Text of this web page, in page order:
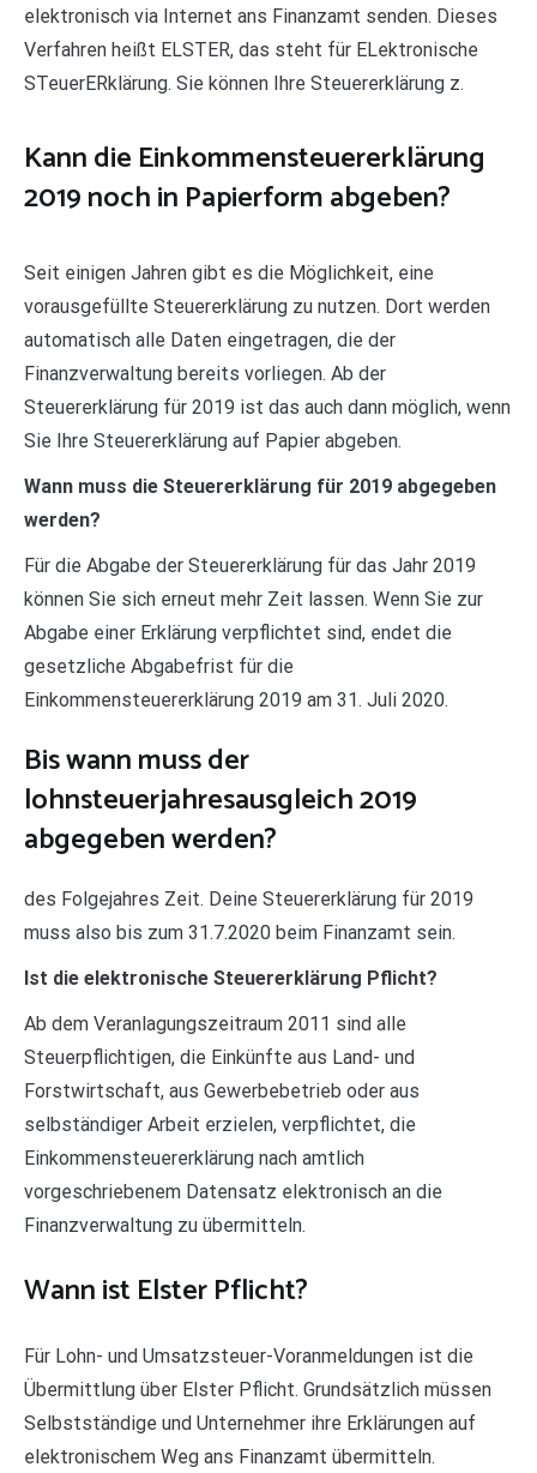
elektronisch via Internet ans Finanzamt senden. Dieses
Verfahren heißt ELSTER, das steht für ELektronische
STeuerERklärung. Sie können Ihre Steuererklärung z.
Kann die Einkommensteuererklärung
2019 noch in Papierform abgeben?
Seit einigen Jahren gibt es die Möglichkeit, eine
vorausgefüllte Steuererklärung zu nutzen. Dort werden
automatisch alle Daten eingetragen, die der
Finanzverwaltung bereits vorliegen. Ab der
Steuererklärung für 2019 ist das auch dann möglich, wenn
Sie Ihre Steuererklärung auf Papier abgeben.
Wann muss die Steuererklärung für 2019 abgegeben
werden?
Für die Abgabe der Steuererklärung für das Jahr 2019
können Sie sich erneut mehr Zeit lassen. Wenn Sie zur
Abgabe einer Erklärung verpflichtet sind, endet die
gesetzliche Abgabefrist für die
Einkommensteuererklärung 2019 am 31. Juli 2020.
Bis wann muss der
lohnsteuerjahresausgleich 2019
abgegeben werden?
des Folgejahres Zeit. Deine Steuererklärung für 2019
muss also bis zum 31.7.2020 beim Finanzamt sein.
Ist die elektronische Steuererklärung Pflicht?
Ab dem Veranlagungszeitraum 2011 sind alle
Steuerpflichtigen, die Einkünfte aus Land- und
Forstwirtschaft, aus Gewerbebetrieb oder aus
selbständiger Arbeit erzielen, verpflichtet, die
Einkommensteuererklärung nach amtlich
vorgeschriebenem Datensatz elektronisch an die
Finanzverwaltung zu übermitteln.
Wann ist Elster Pflicht?
Für Lohn- und Umsatzsteuer-Voranmeldungen ist die
Übermittlung über Elster Pflicht. Grundsätzlich müssen
Selbstständige und Unternehmer ihre Erklärungen auf
elektronischem Weg ans Finanzamt übermitteln.